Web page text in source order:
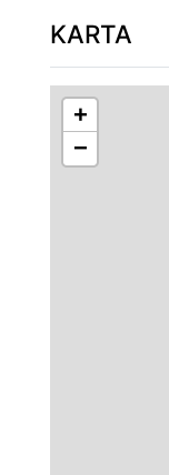
KARTA
+
−